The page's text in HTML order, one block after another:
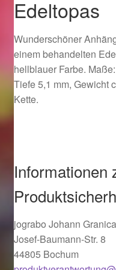
Ostergeschenke finden
Ostergeschenke
Ostergeschenke finden
Ostergeschenke finden
Shop
Startseite
Startseite
Edeltopas
Wunderschöner
einem behandelten
hellblauer Farbe.
Tiefe 5,1 mm, Gewicht
Kette.
Informationen
jograbo Johann
Josef-Baumann-Str. 8
44805 Bochum